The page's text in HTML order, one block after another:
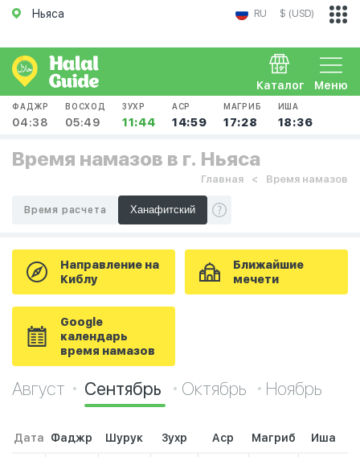
Ньяса RU $ (USD)
Меню
Каталог
ФАДЖР
04:38
ВОСХОД
05:49
ЗУХР
11:44
АСР
14:59
МАГРИБ
17:28
ИША
18:36
Время намазов в г. Ньяса
Главная Время намазов
Время расчета
Направление на
Киблу
Ближайшие
мечети
Google
календарь
время намазов
Август Сентябрь Октябрь Ноябрь
Дата Фаджр Шурук Зухр Аср Магриб Иша